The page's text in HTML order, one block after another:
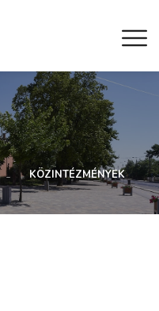
KÖZINTÉZMÉNYEK